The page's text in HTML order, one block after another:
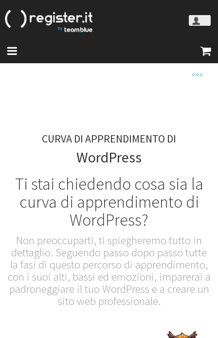
CURVA DI APPRENDIMENTO DI
WordPress
Ti stai chiedendo cosa sia la
curva di apprendimento di
WordPress?
Non preoccuparti, ti spiegheremo tutto in
dettaglio. Seguendo passo dopo passo tutte
la fasi di questo percorso di apprendimento,
con i suoi alti, bassi ed emozioni, imparerai a
padroneggiare il tuo WordPress e a creare un
sito web professionale.